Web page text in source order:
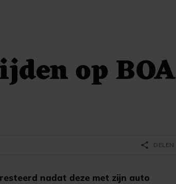
op BOA
nadat deze met zijn auto
share DELEN